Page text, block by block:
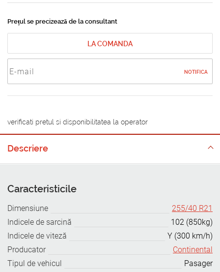
Prețul se precizează de la consultant
LA COMANDA
NOTIFICA
verificati pretul si disponibilitatea la operator
Descriere
Caracteristicile
Dimensiune
255/40 R21
Indicele de sarcină
102 (850kg)
Indicele de viteză
Y (300 km/h)
Producator
Continental
Tipul de vehicul
Pasager